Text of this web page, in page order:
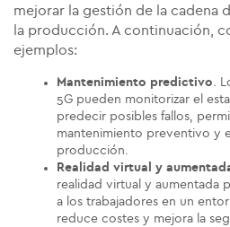
mejorar la gestión de la cadena
la producción. A continuación,
ejemplos:
Mantenimiento predictivo.
5G pueden monitorizar el
predecir posibles fallos,
mantenimiento preventivo y
producción.
Realidad virtual y
realidad virtual y aumentada
a los trabajadores en un
reduce costes y mejora la